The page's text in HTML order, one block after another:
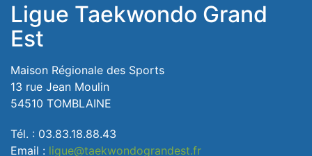
Ligue Taekwondo Grand
Est
Maison Régionale des Sports
13 rue Jean Moulin
54510 TOMBLAINE
Tél. : 03.83.18.88.43
Email : ligue@taekwondograndest.fr